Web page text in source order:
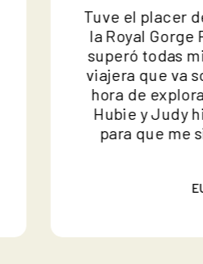
Tuve el
la Royal
superó
viajera que
hora de
Hubie y
para que